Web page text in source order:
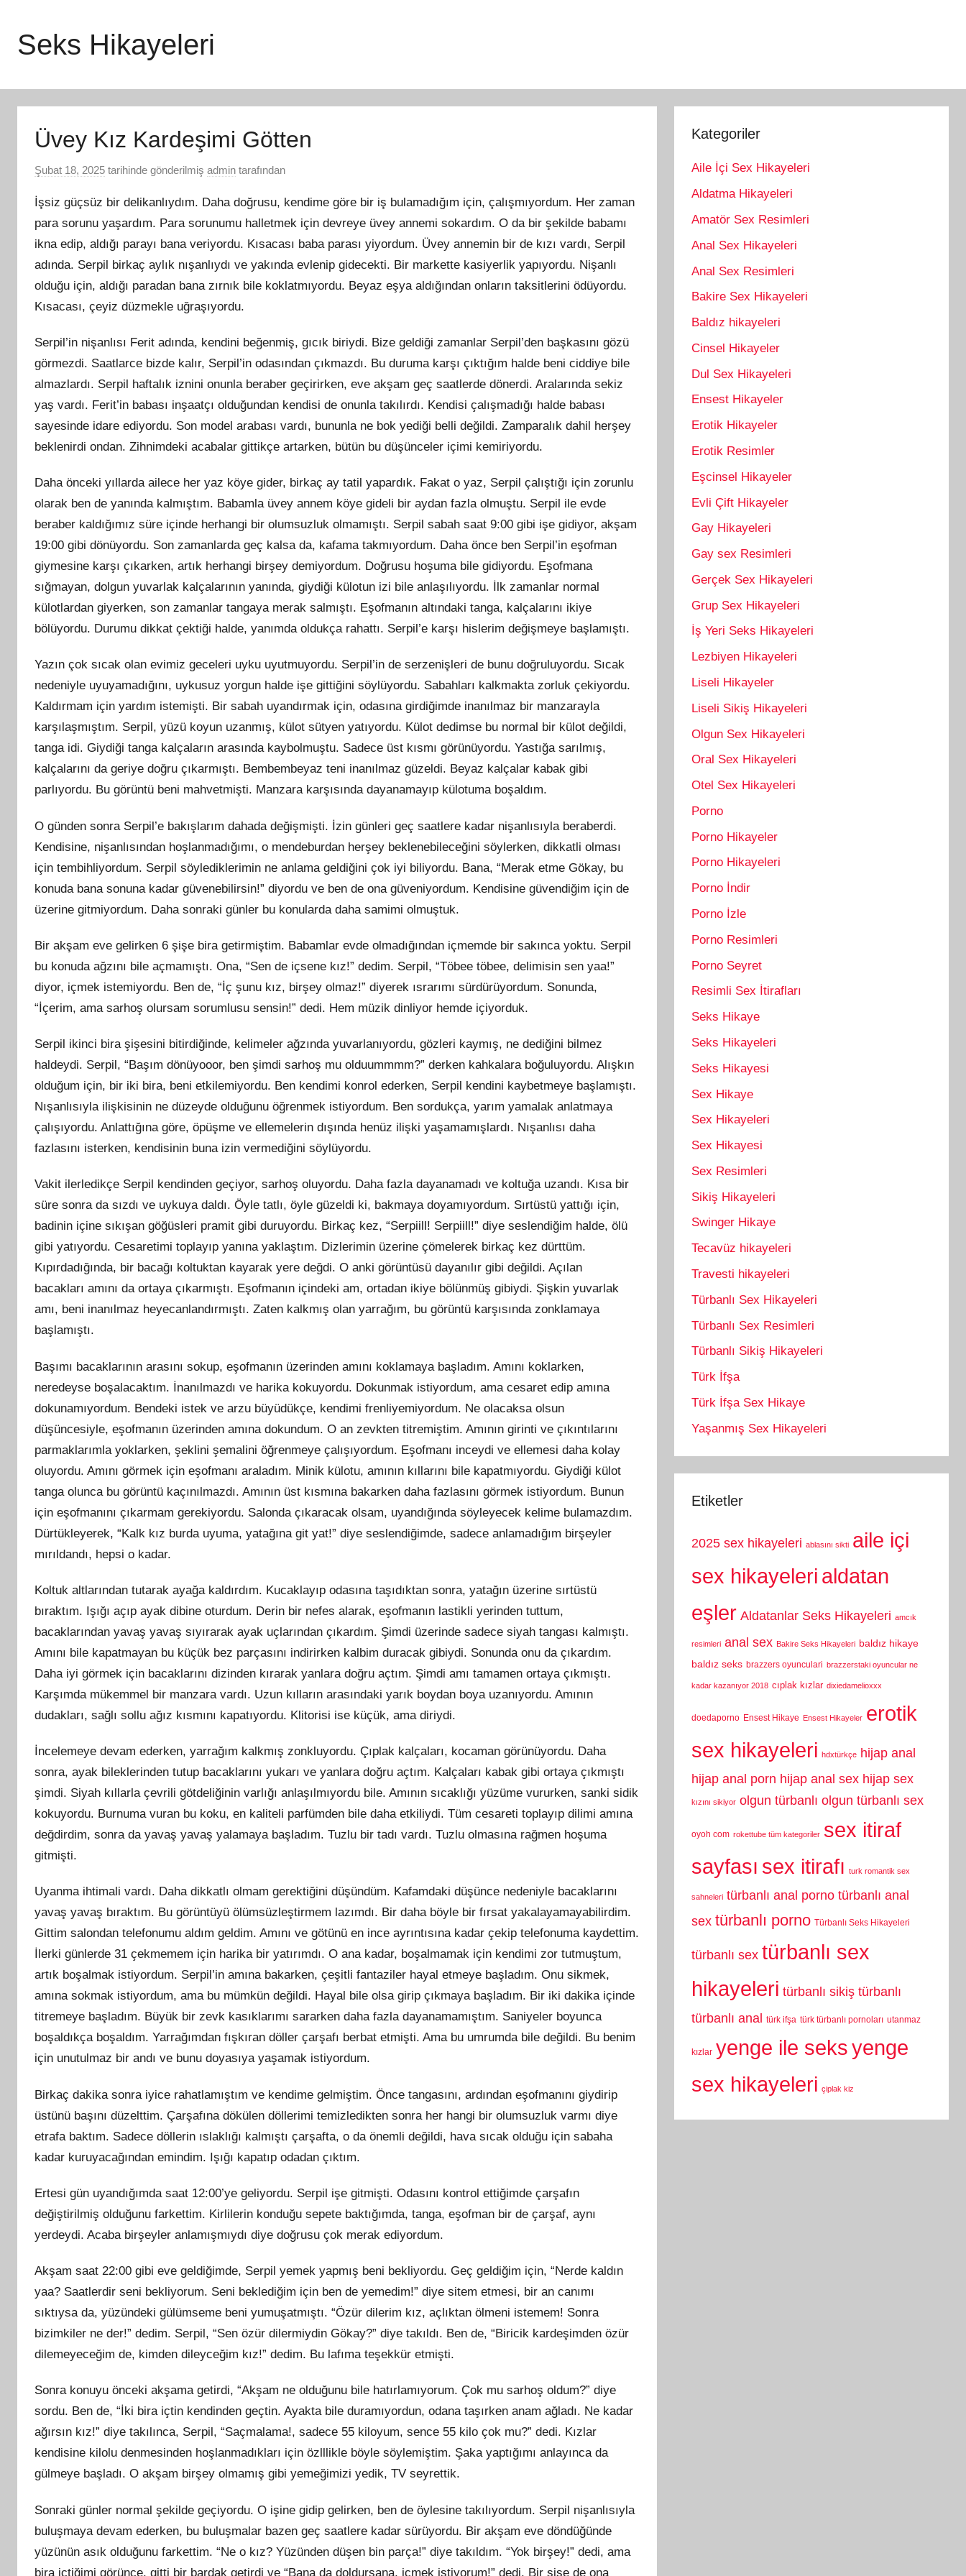
Seks Hikayeleri
Üvey Kız Kardeşimi Götten
Şubat 18, 2025 tarihinde gönderilmiş admin tarafından
İşsiz güçsüz bir delikanlıydım. Daha doğrusu, kendime göre bir iş bulamadığım için, çalışmıyordum. Her zaman
para sorunu yaşardım. Para sorunumu halletmek için devreye üvey annemi sokardım. O da bir şekilde babamı
ikna edip, aldığı parayı bana veriyordu. Kısacası baba parası yiyordum. Üvey annemin bir de kızı vardı, Serpil
adında. Serpil birkaç aylık nışanlıydı ve yakında evlenip gidecekti. Bir markette kasiyerlik yapıyordu. Nişanlı
olduğu için, aldığı paradan bana zırnık bile koklatmıyordu. Beyaz eşya aldığından onların taksitlerini ödüyordu.
Kısacası, çeyiz düzmekle uğraşıyordu.
Serpil’in nişanlısı Ferit adında, kendini beğenmiş, gıcık biriydi. Bize geldiği zamanlar Serpil’den başkasını gözü
görmezdi. Saatlarce bizde kalır, Serpil’in odasından çıkmazdı. Bu duruma karşı çıktığım halde beni ciddiye bile
almazlardı. Serpil haftalık iznini onunla beraber geçirirken, eve akşam geç saatlerde dönerdi. Aralarında sekiz
yaş vardı. Ferit’in babası inşaatçı olduğundan kendisi de onunla takılırdı. Kendisi çalışmadığı halde babası
sayesinde idare ediyordu. Son model arabası vardı, bununla ne bok yediği belli değildi. Zamparalık dahil herşey
beklenirdi ondan. Zihnimdeki acabalar gittikçe artarken, bütün bu düşünceler içimi kemiriyordu.
Daha önceki yıllarda ailece her yaz köye gider, birkaç ay tatil yapardık. Fakat o yaz, Serpil çalıştığı için zorunlu
olarak ben de yanında kalmıştım. Babamla üvey annem köye gideli bir aydan fazla olmuştu. Serpil ile evde
beraber kaldığımız süre içinde herhangi bir olumsuzluk olmamıştı. Serpil sabah saat 9:00 gibi işe gidiyor, akşam
19:00 gibi dönüyordu. Son zamanlarda geç kalsa da, kafama takmıyordum. Daha önce ben Serpil’in eşofman
giymesine karşı çıkarken, artık herhangi birşey demiyordum. Doğrusu hoşuma bile gidiyordu. Eşofmana
sığmayan, dolgun yuvarlak kalçalarının yanında, giydiği külotun izi bile anlaşılıyordu. İlk zamanlar normal
külotlardan giyerken, son zamanlar tangaya merak salmıştı. Eşofmanın altındaki tanga, kalçalarını ikiye
bölüyordu. Durumu dikkat çektiği halde, yanımda oldukça rahattı. Serpil’e karşı hislerim değişmeye başlamıştı.
Yazın çok sıcak olan evimiz geceleri uyku uyutmuyordu. Serpil’in de serzenişleri de bunu doğruluyordu. Sıcak
nedeniyle uyuyamadığını, uykusuz yorgun halde işe gittiğini söylüyordu. Sabahları kalkmakta zorluk çekiyordu.
Kaldırmam için yardım istemişti. Bir sabah uyandırmak için, odasına girdiğimde inanılmaz bir manzarayla
karşılaşmıştım. Serpil, yüzü koyun uzanmış, külot sütyen yatıyordu. Külot dedimse bu normal bir külot değildi,
tanga idi. Giydiği tanga kalçaların arasında kaybolmuştu. Sadece üst kısmı görünüyordu. Yastığa sarılmış,
kalçalarını da geriye doğru çıkarmıştı. Bembembeyaz teni inanılmaz güzeldi. Beyaz kalçalar kabak gibi
parlıyordu. Bu görüntü beni mahvetmişti. Manzara karşısında dayanamayıp külotuma boşaldım.
O günden sonra Serpil’e bakışlarım dahada değişmişti. İzin günleri geç saatlere kadar nişanlısıyla beraberdi.
Kendisine, nişanlısından hoşlanmadığımı, o mendeburdan herşey beklenebileceğini söylerken, dikkatli olması
için tembihliyordum. Serpil söylediklerimin ne anlama geldiğini çok iyi biliyordu. Bana, “Merak etme Gökay, bu
konuda bana sonuna kadar güvenebilirsin!” diyordu ve ben de ona güveniyordum. Kendisine güvendiğim için de
üzerine gitmiyordum. Daha sonraki günler bu konularda daha samimi olmuştuk.
Bir akşam eve gelirken 6 şişe bira getirmiştim. Babamlar evde olmadığından içmemde bir sakınca yoktu. Serpil
bu konuda ağzını bile açmamıştı. Ona, “Sen de içsene kız!” dedim. Serpil, “Töbee töbee, delimisin sen yaa!”
diyor, içmek istemiyordu. Ben de, “İç şunu kız, birşey olmaz!” diyerek ısrarımı sürdürüyordum. Sonunda,
“İçerim, ama sarhoş olursam sorumlusu sensin!” dedi. Hem müzik dinliyor hemde içiyorduk.
Serpil ikinci bira şişesini bitirdiğinde, kelimeler ağzında yuvarlanıyordu, gözleri kaymış, ne dediğini bilmez
haldeydi. Serpil, “Başım dönüyooor, ben şimdi sarhoş mu olduummmm?” derken kahkalara boğuluyordu. Alışkın
olduğum için, bir iki bira, beni etkilemiyordu. Ben kendimi konrol ederken, Serpil kendini kaybetmeye başlamıştı.
Nışanlısıyla ilişkisinin ne düzeyde olduğunu öğrenmek istiyordum. Ben sordukça, yarım yamalak anlatmaya
çalışıyordu. Anlattığına göre, öpüşme ve ellemelerin dışında henüz ilişki yaşamamışlardı. Nışanlısı daha
fazlasını isterken, kendisinin buna izin vermediğini söylüyordu.
Vakit ilerledikçe Serpil kendinden geçiyor, sarhoş oluyordu. Daha fazla dayanamadı ve koltuğa uzandı. Kısa bir
süre sonra da sızdı ve uykuya daldı. Öyle tatlı, öyle güzeldi ki, bakmaya doyamıyordum. Sırtüstü yattığı için,
badinin içine sıkışan göğüsleri pramit gibi duruyordu. Birkaç kez, “Serpiill! Serpiill!” diye seslendiğim halde, ölü
gibi yatıyordu. Cesaretimi toplayıp yanına yaklaştım. Dizlerimin üzerine çömelerek birkaç kez dürttüm.
Kıpırdadığında, bir bacağı koltuktan kayarak yere değdi. O anki görüntüsü dayanılır gibi değildi. Açılan
bacakları amını da ortaya çıkarmıştı. Eşofmanın içindeki am, ortadan ikiye bölünmüş gibiydi. Şişkin yuvarlak
amı, beni inanılmaz heyecanlandırmıştı. Zaten kalkmış olan yarrağım, bu görüntü karşısında zonklamaya
başlamıştı.
Başımı bacaklarının arasını sokup, eşofmanın üzerinden amını koklamaya başladım. Amını koklarken,
neredeyse boşalacaktım. İnanılmazdı ve harika kokuyordu. Dokunmak istiyordum, ama cesaret edip amına
dokunamıyordum. Bendeki istek ve arzu büyüdükçe, kendimi frenliyemiyordum. Ne olacaksa olsun
düşüncesiyle, eşofmanın üzerinden amına dokundum. O an zevkten titremiştim. Amının girinti ve çıkıntılarını
parmaklarımla yoklarken, şeklini şemalini öğrenmeye çalışıyordum. Eşofmanı inceydi ve ellemesi daha kolay
oluyordu. Amını görmek için eşofmanı araladım. Minik külotu, amının kıllarını bile kapatmıyordu. Giydiği külot
tanga olunca bu görüntü kaçınılmazdı. Amının üst kısmına bakarken daha fazlasını görmek istiyordum. Bunun
için eşofmanını çıkarmam gerekiyordu. Salonda çıkaracak olsam, uyandığında söyleyecek kelime bulamazdım.
Dürtükleyerek, “Kalk kız burda uyuma, yatağına git yat!” diye seslendiğimde, sadece anlamadığım birşeyler
mırıldandı, hepsi o kadar.
Koltuk altlarından tutarak ayağa kaldırdım. Kucaklayıp odasına taşıdıktan sonra, yatağın üzerine sırtüstü
bıraktım. Işığı açıp ayak dibine oturdum. Derin bir nefes alarak, eşofmanın lastikli yerinden tuttum,
bacaklarından yavaş yavaş sıyırarak ayak uçlarından çıkardım. Şimdi üzerinde sadece siyah tangası kalmıştı.
Amını bile kapatmayan bu küçük bez parçasını indirirken kalbim duracak gibiydi. Sonunda onu da çıkardım.
Daha iyi görmek için bacaklarını dizinden kırarak yanlara doğru açtım. Şimdi amı tamamen ortaya çıkmıştı.
Karşımda mükemmel bir manzara vardı. Uzun kılların arasındaki yarık boydan boya uzanıyordu. Amının
dudakları, sağlı sollu ağız kısmını kapatıyordu. Klitorisi ise küçük, ama diriydi.
İncelemeye devam ederken, yarrağım kalkmış zonkluyordu. Çıplak kalçaları, kocaman görünüyordu. Daha
sonra, ayak bileklerinden tutup bacaklarını yukarı ve yanlara doğru açtım. Kalçaları kabak gibi ortaya çıkmıştı
şimdi. Siyah kıllarla çevrili götdeliğinin varlığı anlaşılmıyordu bile. Amının sıcaklığı yüzüme vururken, sanki sidik
kokuyordu. Burnuma vuran bu koku, en kaliteli parfümden bile daha etkiliydi. Tüm cesareti toplayıp dilimi amına
değdirdim, sonra da yavaş yavaş yalamaya başladım. Tuzlu bir tadı vardı. Tuzlu olmasına rağmen hoşuma
gitmişti.
Uyanma ihtimali vardı. Daha dikkatlı olmam gerektiğini düşündüm. Kafamdaki düşünce nedeniyle bacaklarını
yavaş yavaş bıraktım. Bu görüntüyü ölümsüzleştirmem lazımdı. Bir daha böyle bir fırsat yakalayamayabilirdim.
Gittim salondan telefonumu aldım geldim. Amını ve götünü en ince ayrıntısına kadar çekip telefonuma kaydettim.
İlerki günlerde 31 çekmemem için harika bir yatırımdı. O ana kadar, boşalmamak için kendimi zor tutmuştum,
artık boşalmak istiyordum. Serpil’in amına bakarken, çeşitli fantaziler hayal etmeye başladım. Onu sikmek,
amına sokmak istiyordum, ama bu mümkün değildi. Hayal bile olsa girip çıkmaya başladım. Bir iki dakika içinde
titremeye başladım. Büyük bir zevk kasıklarımı sararken daha fazla dayanamamıştım. Saniyeler boyunca
boşaldıkça boşaldım. Yarrağımdan fışkıran döller çarşafı berbat etmişti. Ama bu umrumda bile değildi. Bu benim
için unutulmaz bir andı ve bunu doyasıya yaşamak istiyordum.
Birkaç dakika sonra iyice rahatlamıştım ve kendime gelmiştim. Önce tangasını, ardından eşofmanını giydirip
üstünü başını düzelttim. Çarşafına dökülen döllerimi temizledikten sonra her hangi bir olumsuzluk varmı diye
etrafa baktım. Sadece döllerin ıslaklığı kalmıştı çarşafta, o da önemli değildi, hava sıcak olduğu için sabaha
kadar kuruyacağından emindim. Işığı kapatıp odadan çıktım.
Ertesi gün uyandığımda saat 12:00’ye geliyordu. Serpil işe gitmişti. Odasını kontrol ettiğimde çarşafın
değiştirilmiş olduğunu farkettim. Kirlilerin konduğu sepete baktığımda, tanga, eşofman bir de çarşaf, aynı
yerdeydi. Acaba birşeyler anlamışmıydı diye doğrusu çok merak ediyordum.
Akşam saat 22:00 gibi eve geldiğimde, Serpil yemek yapmış beni bekliyordu. Geç geldiğim için, “Nerde kaldın
yaa? Saatlerdir seni bekliyorum. Seni beklediğim için ben de yemedim!” diye sitem etmesi, bir an canımı
sıktıysa da, yüzündeki gülümseme beni yumuşatmıştı. “Özür dilerim kız, açlıktan ölmeni istemem! Sonra
bizimkiler ne der!” dedim. Serpil, “Sen özür dilermiydin Gökay?” diye takıldı. Ben de, “Biricik kardeşimden özür
dilemeyeceğim de, kimden dileyceğim kız!” dedim. Bu lafıma teşekkür etmişti.
Sonra konuyu önceki akşama getirdi, “Akşam ne olduğunu bile hatırlamıyorum. Çok mu sarhoş oldum?” diye
sordu. Ben de, “İki bira içtin kendinden geçtin. Ayakta bile duramıyordun, odana taşırken anam ağladı. Ne kadar
ağırsın kız!” diye takılınca, Serpil, “Saçmalama!, sadece 55 kiloyum, sence 55 kilo çok mu?” dedi. Kızlar
kendisine kilolu denmesinden hoşlanmadıkları için özlllikle böyle söylemiştim. Şaka yaptığımı anlayınca da
gülmeye başladı. O akşam birşey olmamış gibi yemeğimizi yedik, TV seyrettik.
Sonraki günler normal şekilde geçiyordu. O işine gidip gelirken, ben de öylesine takılıyordum. Serpil nişanlısıyla
buluşmaya devam ederken, bu buluşmalar bazen geç saatlere kadar sürüyordu. Bir akşam eve döndüğünde
yüzünün asık olduğunu farkettim. “Ne o kız? Yüzünden düşen bin parça!” diye takıldım. “Yok birşey!” dedi, ama
bira içtiğimi görünce, gitti bir bardak getirdi ve “Bana da doldursana, içmek istiyorum!” dedi. Bir şişe de ona
Kategoriler
Aile İçi Sex Hikayeleri
Aldatma Hikayeleri
Amatör Sex Resimleri
Anal Sex Hikayeleri
Anal Sex Resimleri
Bakire Sex Hikayeleri
Baldız hikayeleri
Cinsel Hikayeler
Dul Sex Hikayeleri
Ensest Hikayeler
Erotik Hikayeler
Erotik Resimler
Eşcinsel Hikayeler
Evli Çift Hikayeler
Gay Hikayeleri
Gay sex Resimleri
Gerçek Sex Hikayeleri
Grup Sex Hikayeleri
İş Yeri Seks Hikayeleri
Lezbiyen Hikayeleri
Liseli Hikayeler
Liseli Sikiş Hikayeleri
Olgun Sex Hikayeleri
Oral Sex Hikayeleri
Otel Sex Hikayeleri
Porno
Porno Hikayeler
Porno Hikayeleri
Porno İndir
Porno İzle
Porno Resimleri
Porno Seyret
Resimli Sex İtirafları
Seks Hikaye
Seks Hikayeleri
Seks Hikayesi
Sex Hikaye
Sex Hikayeleri
Sex Hikayesi
Sex Resimleri
Sikiş Hikayeleri
Swinger Hikaye
Tecavüz hikayeleri
Travesti hikayeleri
Türbanlı Sex Hikayeleri
Türbanlı Sex Resimleri
Türbanlı Sikiş Hikayeleri
Türk İfşa
Türk İfşa Sex Hikaye
Yaşanmış Sex Hikayeleri
Etiketler
2025 sex hikayeleri ablasını sikti aile içi
sex hikayeleri aldatan
eşler Aldatanlar Seks Hikayeleri amcık
resimleri anal sex Bakire Seks Hikayeleri baldız hikaye
baldız seks brazzers oyunculari brazzerstaki oyuncular ne
kadar kazanıyor 2018 cıplak kızlar dixiedamelioxxx
doedaporno Ensest Hikaye Ensest Hikayeler erotik
sex hikayeleri hdxtürkçe hijap anal
hijap anal porn hijap anal sex hijap sex
kızını sikiyor olgun türbanlı olgun türbanlı sex
oyoh com rokettube tüm kategoriler sex itiraf
sayfası sex itirafı turk romantik sex
sahneleri türbanlı anal porno türbanlı anal
sex türbanlı porno Türbanlı Seks Hikayeleri
türbanlı sex türbanlı sex
hikayeleri türbanlı sikiş türbanlı
türbanlı anal türk ifşa türk türbanlı pornoları utanmaz
kızlar yenge ile seksyenge
sex hikayeleri çiplak kiz